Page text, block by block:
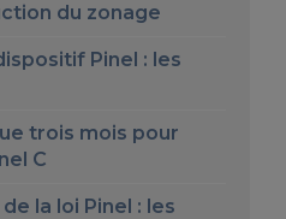
du zonage
Pinel : les
trois mois pour
C
la loi Pinel : les